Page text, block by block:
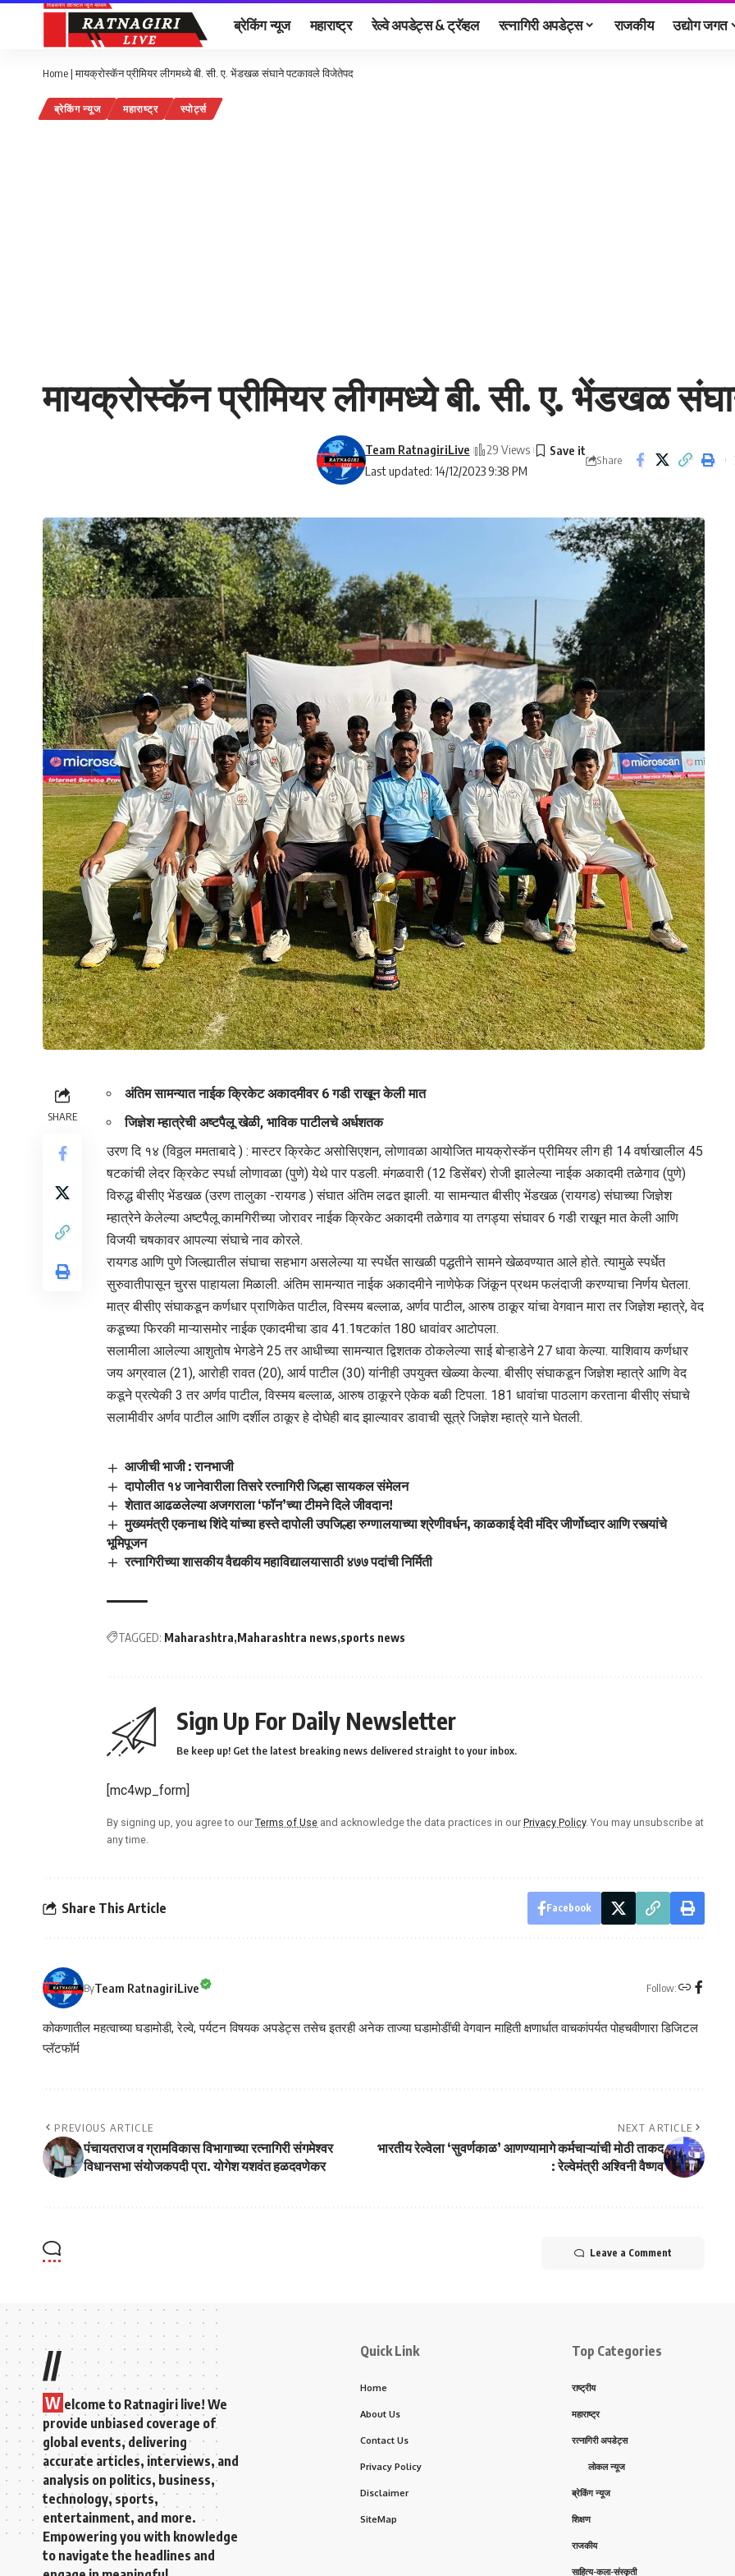
ब्रेकिंग न्यूज महाराष्ट्र रेल्वे अपडेट्स & ट्रॅव्हल रत्नागिरी अपडेट्स राजकीय उद्योग जगत
Home |मायक्रोस्कॅन प्रीमियर लीगमध्ये बी. सी. ए. भेंडखळ संघाने पटकावले विजेतेपद
ब्रेकिंग न्यूज महाराष्ट्र स्पोर्ट्स
मायक्रोस्कॅन प्रीमियर लीगमध्ये बी. सी. ए. भेंडखळ
Last updated: 14/12/2023 9:38 PM
Team RatnagiriLive 29 Views
Share
SHARE
अंतिम सामन्यात नाईक क्रिकेट अकादमीवर 6 गडी राखून केली मात
जिज्ञेश म्हात्रेची अष्टपैलू खेळी, भाविक पाटीलचे अर्धशतक
उरण दि १४ (विठ्ठल ममताबादे ) : मास्टर क्रिकेट असोसिएशन, लोणावळा आयोजित मायक्रोस्कॅन प्रीमियर लीग ही 14 वर्षाखालील 45
षटकांची लेदर क्रिकेट स्पर्धा लोणावळा (पुणे) येथे पार पडली. मंगळवारी (12 डिसेंबर) रोजी झालेल्या नाईक अकादमी तळेगाव (पुणे)
विरुद्ध बीसीए भेंडखळ (उरण तालुका -रायगड ) संघात अंतिम लढत झाली. या सामन्यात बीसीए भेंडखळ (रायगड) संघाच्या जिज्ञेश
म्हात्रेने केलेल्या अष्टपैलू कामगिरीच्या जोरावर नाईक क्रिकेट अकादमी तळेगाव या तगड्या संघावर 6 गडी राखून मात केली आणि
विजयी चषकावर आपल्या संघाचे नाव कोरले.
रायगड आणि पुणे जिल्ह्यातील संघाचा सहभाग असलेल्या या स्पर्धेत साखळी पद्धतीने सामने खेळवण्यात आले होते. त्यामुळे स्पर्धेत
सुरुवातीपासून चुरस पाहायला मिळाली. अंतिम सामन्यात नाईक अकादमीने नाणेफेक जिंकून प्रथम फलंदाजी करण्याचा निर्णय घेतला.
मात्र बीसीए संघाकडून कर्णधार प्राणिकेत पाटील, विस्मय बल्लाळ, अर्णव पाटील, आरुष ठाकूर यांचा वेगवान मारा तर जिज्ञेश म्हात्रे, वेद
कडूच्या फिरकी माऱ्यासमोर नाईक एकादमीचा डाव 41.1षटकांत 180 धावांवर आटोपला.
सलामीला आलेल्या आशुतोष भेगडेने 25 तर आधीच्या सामन्यात द्विशतक ठोकलेल्या साई बोऱ्हाडेने 27 धावा केल्या. याशिवाय कर्णधार
जय अग्रवाल (21), आरोही रावत (20), आर्य पाटील (30) यांनीही उपयुक्त खेळ्या केल्या. बीसीए संघाकडून जिज्ञेश म्हात्रे आणि वेद
कडूने प्रत्येकी 3 तर अर्णव पाटील, विस्मय बल्लाळ, आरुष ठाकूरने एकेक बळी टिपला. 181 धावांचा पाठलाग करताना बीसीए संघाचे
सलामीवीर अर्णव पाटील आणि दर्शील ठाकूर हे दोघेही बाद झाल्यावर डावाची सूत्रे जिज्ञेश म्हात्रे याने घेतली.
आजीची भाजी : रानभाजी
दापोलीत १४ जानेवारीला तिसरे रत्नागिरी जिल्हा सायकल संमेलन
शेतात आढळलेल्या अजगराला ‘फॉन’च्या टीमने दिले जीवदान!
मुख्यमंत्री एकनाथ शिंदे यांच्या हस्ते दापोली उपजिल्हा रुग्णालयाच्या श्रेणीवर्धन, काळकाई देवी मंदिर जीर्णोध्दार आणि रस्त्यांचे
भूमिपूजन
रत्नागिरीच्या शासकीय वैद्यकीय महाविद्यालयासाठी ४७७ पदांची निर्मिती
TAGGED: Maharashtra Maharashtra news sports news
Sign Up For Daily Newsletter
Be keep up! Get the latest breaking news delivered straight to your inbox.
[mc4wp_form]
By signing up, you agree to our Terms of Use and acknowledge the data practices in our Privacy Policy. You may unsubscribe at
any time.
Share This Article Facebook
ByTeam RatnagiriLive Follow:
कोकणातील महत्वाच्या घडामोडी, रेल्वे, पर्यटन विषयक अपडेट्स तसेच इतरही अनेक ताज्या घडामोडींची वेगवान माहिती क्षणार्धात वाचकांपर्यत पोहचवीणारा डिजिटल
प्लॅटफॉर्म
PREVIOUS ARTICLE
पंचायतराज व ग्रामविकास विभागाच्या रत्नागिरी संगमेश्वर
विधानसभा संयोजकपदी प्रा. योगेश यशवंत हळदवणेकर
NEXT ARTICLE
भारतीय रेल्वेला ‘सुवर्णकाळ’ आणण्यामागे कर्मचाऱ्यांची मोठी ताकद
: रेल्वेमंत्री अश्विनी वैष्णव
Leave a Comment
//
W elcome to Ratnagiri live! We
provide unbiased coverage of
global events, delivering
accurate articles, interviews, and
analysis on politics, business,
technology, sports,
entertainment, and more.
Empowering you with knowledge
to navigate the headlines and
Quick Link
Home
About Us
Contact Us
Privacy Policy
Disclaimer
SiteMap
Top Categories
राष्ट्रीय
महाराष्ट्र
रत्नागिरी अपडेट्स
लोकल न्यूज
ब्रेकिंग न्यूज
शिक्षण
राजकीय
साहित्य-कला-संस्कृती